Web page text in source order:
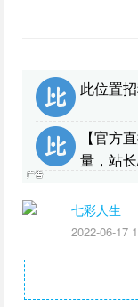
此位置
【官方
量，站
七彩人生
2022-06-17